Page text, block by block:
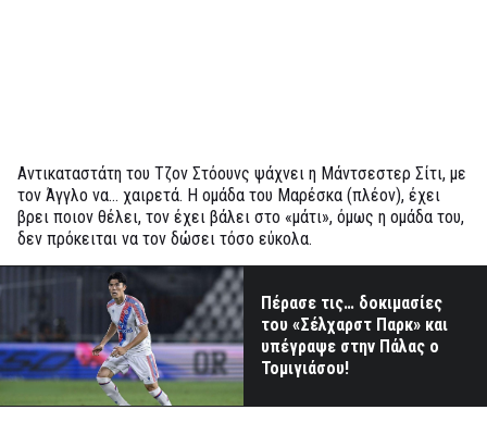
Αντικαταστάτη του Τζον Στόουνς ψάχνει η Μάντσεστερ Σίτι, με
τον Άγγλο να… χαιρετά. Η ομάδα του Μαρέσκα (πλέον), έχει
βρει ποιον θέλει, τον έχει βάλει στο «μάτι», όμως η ομάδα του,
δεν πρόκειται να τον δώσει τόσο εύκολα.
Πέρασε τις… δοκιμασίες
του «Σέλχαρστ Παρκ» και
υπέγραψε στην Πάλας ο
Τομιγιάσου!